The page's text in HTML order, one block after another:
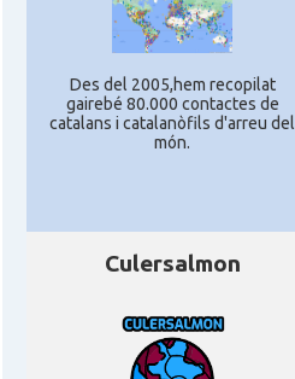
Des del 2005,hem recopilat
gairebé 80.000 contactes de
catalans i catalanòfils d'arreu del
món.
Culersalmon